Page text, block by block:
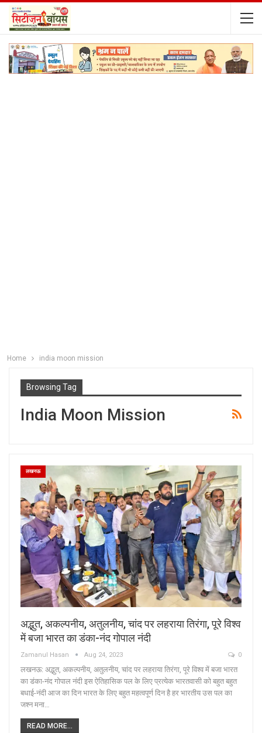
Home india moon mission
Browsing Tag
India Moon Mission
लखनऊ
अद्भुत, अकल्पनीय, अतुलनीय, चांद पर लहराया तिरंगा, पूरे विश्व
में बजा भारत का डंका-नंद गोपाल नंदी
Zamanul Hasan Aug 24, 2023 0
लखनऊ: अद्भुत, अकल्पनीय, अतुलनीय, चांद पर लहराया तिरंगा, पूरे विश्व में बजा भारत
का डंका-नंद गोपाल नंदी इस ऐतिहासिक पल के लिए प्रत्येक भारतवासी को बहुत बहुत
बधाई-नंदी आज का दिन भारत के लिए बहुत महत्वपूर्ण दिन है हर भारतीय उस पल का
जश्न मना…
READ MORE...